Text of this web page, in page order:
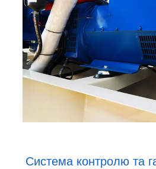
Система контролю та